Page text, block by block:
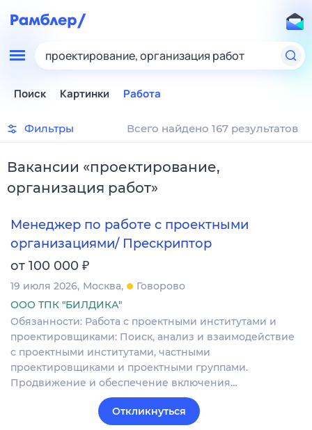
проектирование, организация работ
Поиск Картинки Работа
Фильтры Всего найдено 167 результатов
Вакансии «проектирование,
организация работ»
Менеджер по работе с проектными
организациями/ Прескриптор
от 100 000 ₽
19 июля 2026 Москва
Говорово
ООО ТПК "БИЛДИКА"
Обязанности: Работа с проектными институтами и
проектировщиками: Поиск, анализ и взаимодействие
с проектными институтами, частными
проектировщиками и проектными группами.
Продвижение и обеспечение включения…
Откликнуться